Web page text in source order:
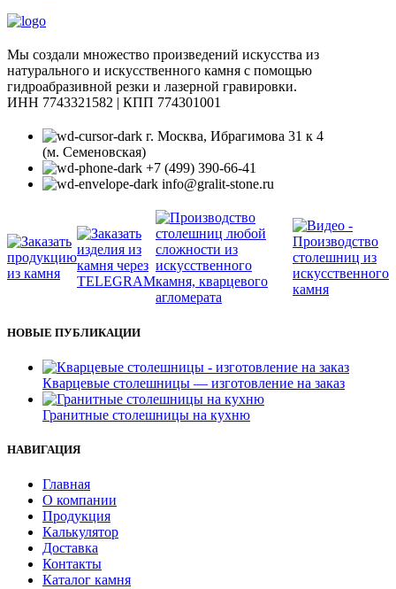
Мы создали множество произведений искусства из
натурального и искусственного камня с помощью
гидроабразивной резки и лазерной гравировки.
ИНН 7743321582 | КПП 774301001
г. Москва, Ибрагимова 31 к 4
(м. Семеновская)
+7 (499) 390-66-41
info@gralit-stone.ru
НОВЫЕ ПУБЛИКАЦИИ
Кварцевые столешницы — изготовление на заказ
Гранитные столешницы на кухню
НАВИГАЦИЯ
Главная
О компании
Продукция
Калькулятор
Доставка
Контакты
Каталог камня